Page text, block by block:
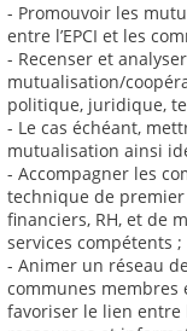
- Promouvoir les
entre l’EPCI et les
- Recenser et
mutualisation/
politique, juridique,
- Le cas échéant,
mutualisation ainsi
- Accompagner les
technique de
financiers, RH, et de
services compétents ;
- Animer un réseau
communes membres
favoriser le lien entre